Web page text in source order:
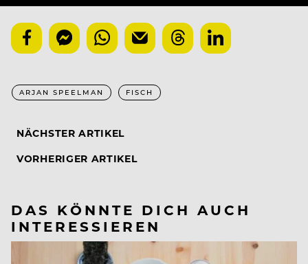
ARJAN SPEELMAN FISCH
NÄCHSTER ARTIKEL
VORHERIGER ARTIKEL
DAS KÖNNTE DICH AUCH
INTERESSIEREN